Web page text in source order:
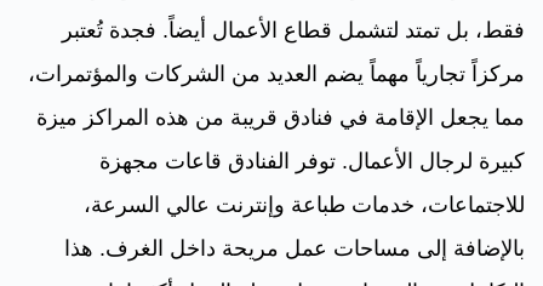
فقط، بل تمتد لتشمل قطاع الأعمال أيضاً. فجدة تُعتبر
مركزاً تجارياً مهماً يضم العديد من الشركات والمؤتمرات،
مما يجعل الإقامة في فنادق قريبة من هذه المراكز ميزة
كبيرة لرجال الأعمال. توفر الفنادق قاعات مجهزة
للاجتماعات، خدمات طباعة وإنترنت عالي السرعة،
بالإضافة إلى مساحات عمل مريحة داخل الغرف. هذا